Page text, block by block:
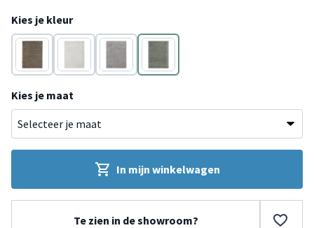
Kies je kleur
TerracottaLichtgrijsAntracietGroen
Kies je maat
In mijn winkelwagen
Te zien in de showroom?